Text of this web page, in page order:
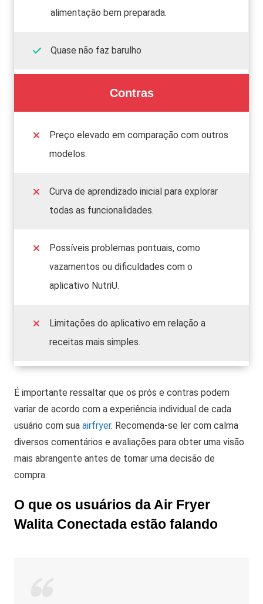
alimentação bem preparada.
Quase não faz barulho
Contras
Preço elevado em comparação com outros
modelos.
Curva de aprendizado inicial para explorar
todas as funcionalidades.
Possíveis problemas pontuais, como
vazamentos ou dificuldades com o
aplicativo NutriU.
Limitações do aplicativo em relação a
receitas mais simples.
É importante ressaltar que os prós e contras podem
variar de acordo com a experiência individual de cada
usuário com sua airfryer. Recomenda-se ler com calma
diversos comentários e avaliações para obter uma visão
mais abrangente antes de tomar uma decisão de
compra.
O que os usuários da Air Fryer
Walita Conectada estão falando